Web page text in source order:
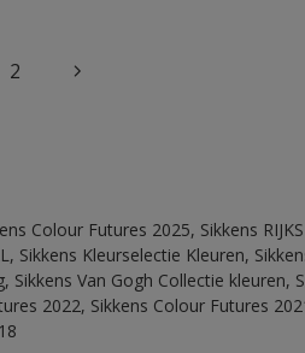
2
Colour Futures 2025, Sikkens
Sikkens Kleurselectie Kleuren,
Van Gogh Collectie kleuren,
2022, Sikkens Colour Futures